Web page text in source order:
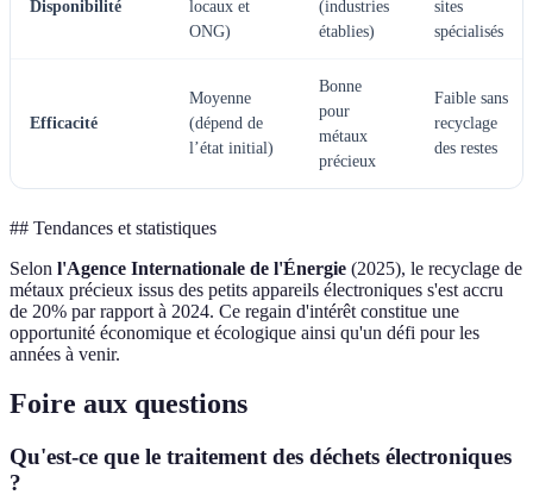
Disponibilité
locaux et
ONG)
(industries
établies)
sites
spécialisés
Efficacité
Moyenne
(dépend de
l’état initial)
Bonne
pour
métaux
précieux
Faible sans
recyclage
des restes
## Tendances et statistiques
Selon l'Agence Internationale de l'Énergie (2025), le recyclage de
métaux précieux issus des petits appareils électroniques s'est accru
de 20% par rapport à 2024. Ce regain d'intérêt constitue une
opportunité économique et écologique ainsi qu'un défi pour les
années à venir.
Foire aux questions
Qu'est-ce que le traitement des déchets électroniques
?